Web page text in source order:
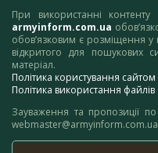
При використанні
armyinform.com.ua
обов’язковим є розміщення
відкритого для пошукових
матеріал.
Політика користування
Політика використання
Зауваження та пропозиції
webmaster@armyinform.com.ua